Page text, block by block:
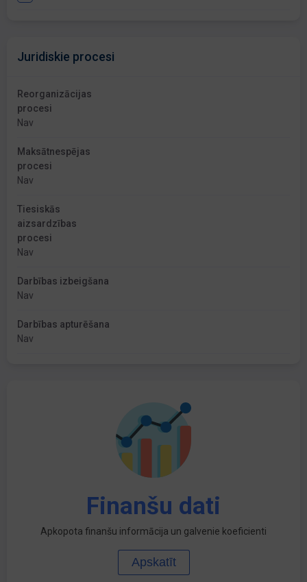
Juridiskie procesi
Reorganizācijas
procesi
Nav
Maksātnespējas
procesi
Nav
Tiesiskās
aizsardzības
procesi
Nav
Darbības izbeigšana
Nav
Darbības apturēšana
Nav
Finanšu dati
Apkopota finanšu informācija un galvenie koeficienti
Apskatīt